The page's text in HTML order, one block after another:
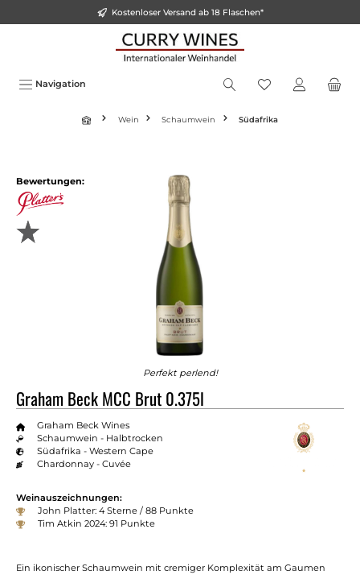
Kostenloser Versand ab 18 Flaschen*
Navigation
Wein Schaumwein Südafrika
Bewertungen:
Perfekt perlend!
Graham Beck MCC Brut 0.375l
Graham Beck Wines
Schaumwein - Halbtrocken
Südafrika - Western Cape
Chardonnay - Cuvée
Weinauszeichnungen:
John Platter: 4 Sterne / 88 Punkte
Tim Atkin 2024: 91 Punkte
Ein ikonischer Schaumwein mit cremiger Komplexität am Gaumen